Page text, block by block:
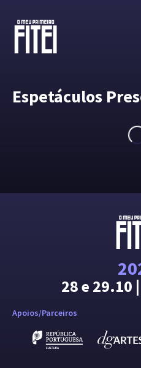
Espetáculos
28 e 29.10
Apoios/Parceiros